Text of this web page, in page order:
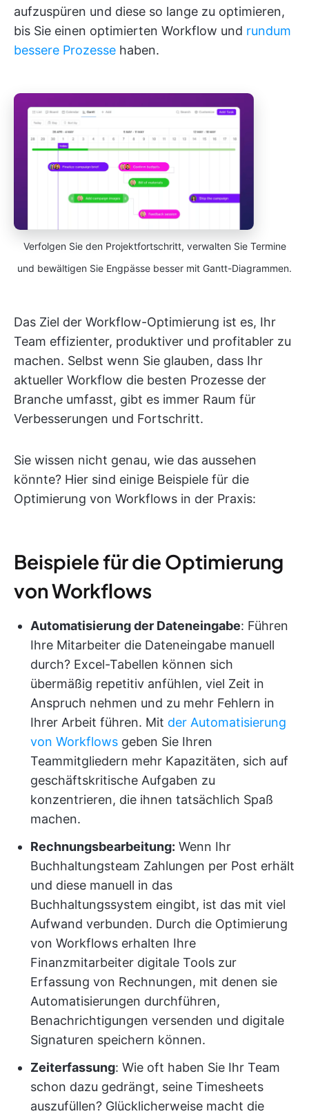
aufzuspüren und diese so lange zu optimieren,
bis Sie einen optimierten Workflow und rundum
bessere Prozesse haben.
Verfolgen Sie den Projektfortschritt, verwalten Sie Termine
und bewältigen Sie Engpässe besser mit Gantt-Diagrammen.
Das Ziel der Workflow-Optimierung ist es, Ihr
Team effizienter, produktiver und profitabler zu
machen. Selbst wenn Sie glauben, dass Ihr
aktueller Workflow die besten Prozesse der
Branche umfasst, gibt es immer Raum für
Verbesserungen und Fortschritt.
Sie wissen nicht genau, wie das aussehen
könnte? Hier sind einige Beispiele für die
Optimierung von Workflows in der Praxis:
Beispiele für die Optimierung
von Workflows
Automatisierung der Dateneingabe: Führen
Ihre Mitarbeiter die Dateneingabe manuell
durch? Excel-Tabellen können sich
übermäßig repetitiv anfühlen, viel Zeit in
Anspruch nehmen und zu mehr Fehlern in
Ihrer Arbeit führen. Mit der Automatisierung
von Workflows geben Sie Ihren
Teammitgliedern mehr Kapazitäten, sich auf
geschäftskritische Aufgaben zu
konzentrieren, die ihnen tatsächlich Spaß
machen.
Rechnungsbearbeitung: Wenn Ihr
Buchhaltungsteam Zahlungen per Post erhält
und diese manuell in das
Buchhaltungssystem eingibt, ist das mit viel
Aufwand verbunden. Durch die Optimierung
von Workflows erhalten Ihre
Finanzmitarbeiter digitale Tools zur
Erfassung von Rechnungen, mit denen sie
Automatisierungen durchführen,
Benachrichtigungen versenden und digitale
Signaturen speichern können.
Zeiterfassung: Wie oft haben Sie Ihr Team
schon dazu gedrängt, seine Timesheets
auszufüllen? Glücklicherweise macht die